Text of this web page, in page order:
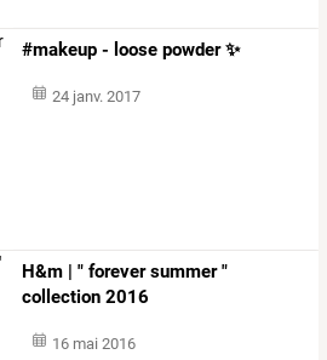
#makeup - loose powder ✨
24 janv. 2017
H&m | " forever summer "
collection 2016
16 mai 2016